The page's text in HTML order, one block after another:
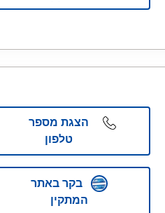
הצגת מספר
טלפון
בקר באתר
המתקין